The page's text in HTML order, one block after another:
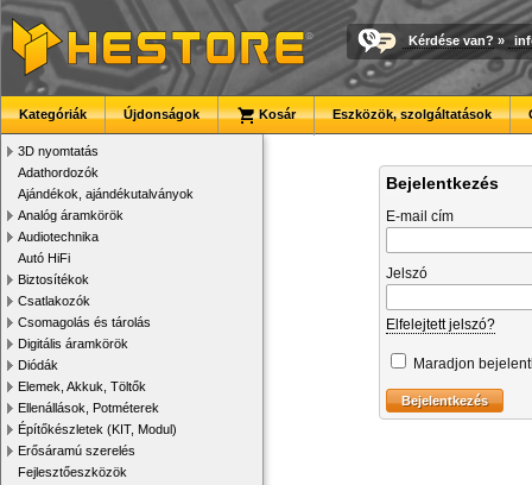
Kérdése van? »
Kategóriák Újdonságok Kosár Eszközök, szolgáltatások
3D nyomtatás
Adathordozók
Ajándékok, ajándékutalványok
Analóg áramkörök
Audiotechnika
Autó HiFi
Biztosítékok
Csatlakozók
Csomagolás és tárolás
Digitális áramkörök
Diódák
Elemek, Akkuk, Töltők
Ellenállások, Potméterek
Építőkészletek (KIT, Modul)
Erősáramú szerelés
Fejlesztőeszközök
Bejelentkezés
E-mail cím
Jelszó
Elfelejtett jelszó?
Maradjon